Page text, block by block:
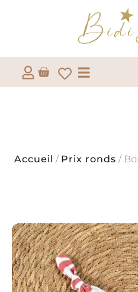
Accueil / Prix ronds /